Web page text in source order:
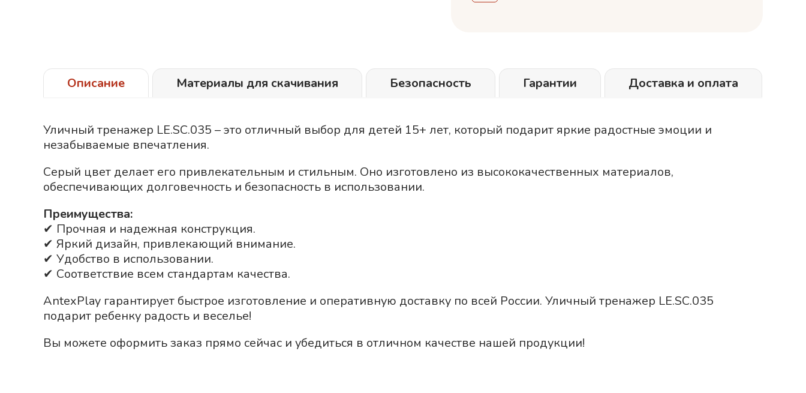
Описание Материалы для скачивания Безопасность Гарантии Доставка и оплата
Уличный тренажер LE.SC.035 – это отличный выбор для детей 15+ лет, который подарит яркие радостные эмоции и
незабываемые впечатления.
Серый цвет делает его привлекательным и стильным. Оно изготовлено из высококачественных материалов,
обеспечивающих долговечность и безопасность в использовании.
Преимущества:
✔ Прочная и надежная конструкция.
✔ Яркий дизайн, привлекающий внимание.
✔ Удобство в использовании.
✔ Соответствие всем стандартам качества.
AntexPlay гарантирует быстрое изготовление и оперативную доставку по всей России. Уличный тренажер LE.SC.035
подарит ребенку радость и веселье!
Вы можете оформить заказ прямо сейчас и убедиться в отличном качестве нашей продукции!